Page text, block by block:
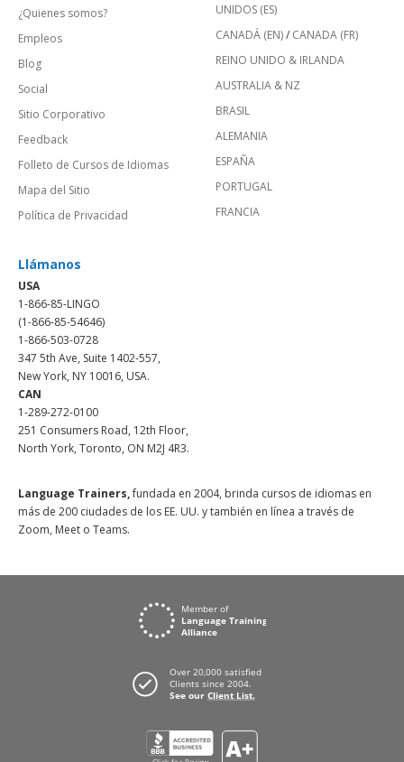
¿Quienes somos?
Empleos
Blog
Social
Sitio Corporativo
Feedback
Folleto de Cursos de Idiomas
Mapa del Sitio
Política de Privacidad
UNIDOS (ES)
CANADÁ (EN)/ CANADA (FR)
REINO UNIDO & IRLANDA
AUSTRALIA & NZ
BRASIL
ALEMANIA
ESPAÑA
PORTUGAL
FRANCIA
Llámanos
USA
1-866-85-LINGO
(1-866-85-54646)
1-866-503-0728
347 5th Ave, Suite 1402-557,
New York, NY 10016, USA.
CAN
1-289-272-0100
251 Consumers Road, 12th Floor,
North York, Toronto, ON M2J 4R3.
Language Trainers,fundada en 2004, brinda cursos de idiomas en
más de 200 ciudades de los EE. UU. y también en línea a través de
Zoom, Meet o Teams.